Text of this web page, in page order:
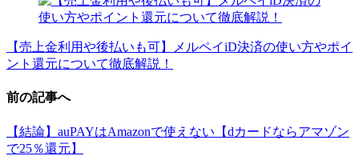
【売上金利用や後払いも可】メルペイiD決済の使い方やポイ
ント還元について徹底解説！
前の記事へ
【結論】auPAYはAmazonで使えない【dカードならアマゾン
で25％還元】